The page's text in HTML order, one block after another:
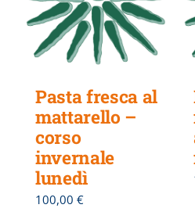
Pasta fresca al
mattarello –
corso
invernale
lunedì
100,00 €